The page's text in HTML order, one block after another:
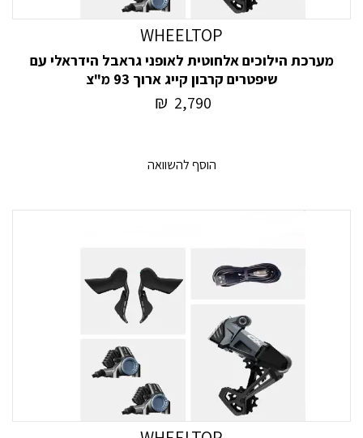
WHEELTOP
מערכת הילוכים אלחוטית לאופני גראבל הידראלי עם
שיפטרים קרבון קייג ארוך 93 מ"צ
2,790
₪
הוסף להשוואה